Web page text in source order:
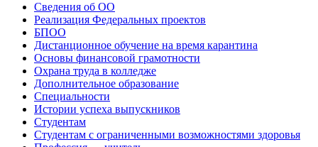
Сведения об ОО
Реализация Федеральных проектов
БПОО
Дистанционное обучение на время карантина
Основы финансовой грамотности
Охрана труда в колледже
Дополнительное образование
Специальности
Истории успеха выпускников
Студентам
Студентам с ограниченными возможностями здоровья